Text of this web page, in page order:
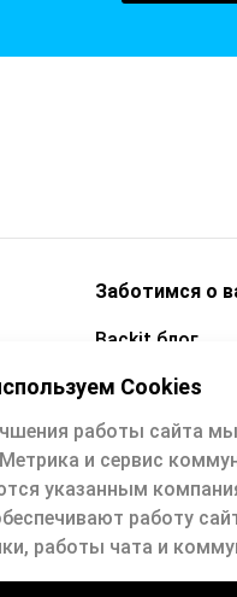
Заботимся о
Backit блог
Техподдержка
Вопросы и
Обратная
Cookies
работы сайта
и сервис
указанным
работу
работы чата и